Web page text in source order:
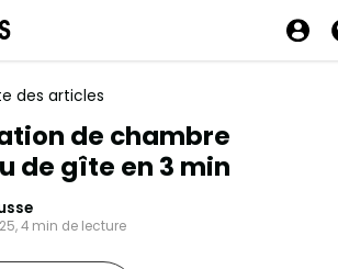
des articles
de chambre
de gîte en 3 min
4 min de lecture